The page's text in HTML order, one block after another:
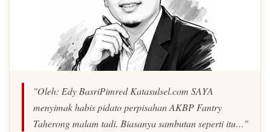
"Oleh: Edy BasriPimred Katasulsel.com SAYA
menyimak habis pidato perpisahan AKBP Fantry
Taherong malam tadi. Biasanya sambutan seperti itu…"